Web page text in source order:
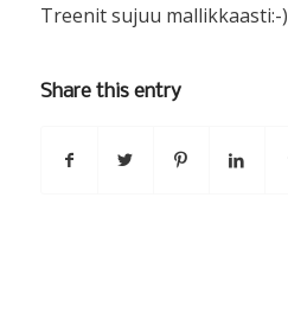
Treenit sujuu mallikkaasti:-)
Share this entry